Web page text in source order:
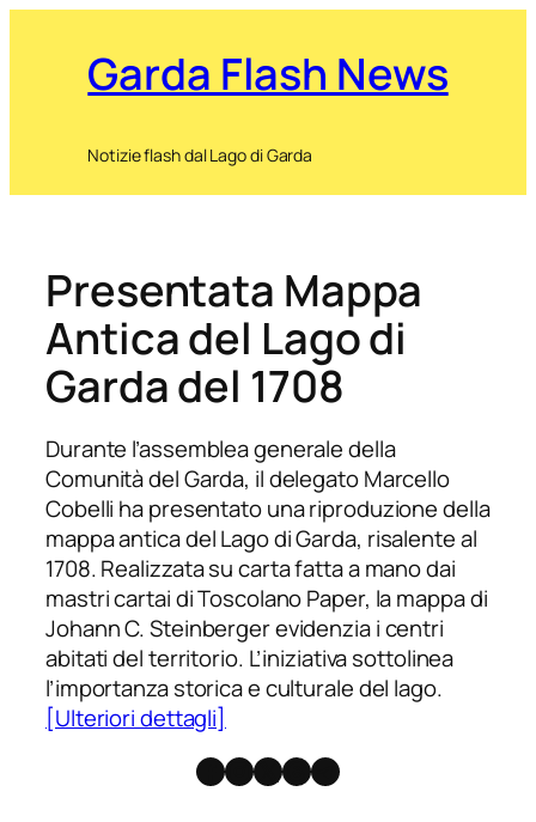
Garda Flash News
Notizie flash dal Lago di Garda
Presentata Mappa
Antica del Lago di
Garda del 1708
Durante l’assemblea generale della
Comunità del Garda, il delegato Marcello
Cobelli ha presentato una riproduzione della
mappa antica del Lago di Garda, risalente al
1708. Realizzata su carta fatta a mano dai
mastri cartai di Toscolano Paper, la mappa di
Johann C. Steinberger evidenzia i centri
abitati del territorio. L’iniziativa sottolinea
l’importanza storica e culturale del lago.
[Ulteriori dettagli]
Facebook
Instagram
X Threads
Telegram